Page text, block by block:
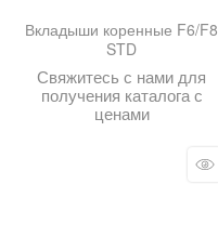
Вкладыши коренные F6/F8
STD
Свяжитесь с нами для
получения каталога с
ценами